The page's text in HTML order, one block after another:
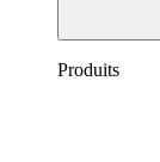
Produits